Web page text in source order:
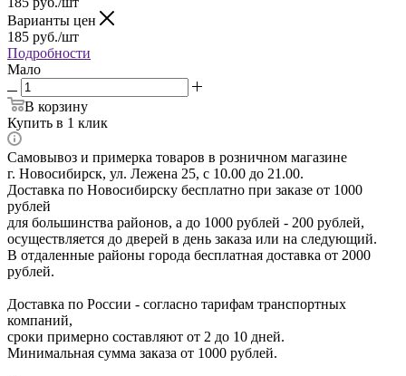
Варианты цен
185 руб./шт
Подробности
Мало
В корзину
Купить в 1 клик
Самовывоз и примерка товаров в розничном магазине
г. Новосибирск, ул. Лежена 25, с 10.00 до 21.00.
Доставка по Новосибирску бесплатно при заказе от 1000
рублей
для большинства районов, а до 1000 рублей - 200 рублей,
осуществляется до дверей в день заказа или на следующий.
В отдаленные районы города бесплатная доставка от 2000
рублей.
Доставка по России - согласно тарифам транспортных
компаний,
сроки примерно составляют от 2 до 10 дней.
Минимальная сумма заказа от 1000 рублей.